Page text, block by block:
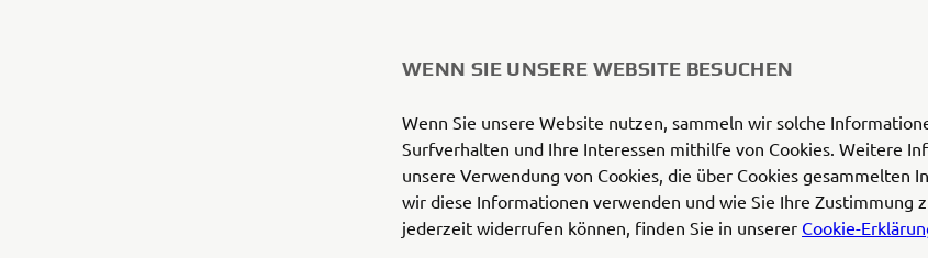
WENN SIE UNSERE WEBSITE BESUCHEN
Wenn Sie unsere Website nutzen, sammeln wir solche
Surfverhalten und Ihre Interessen mithilfe von Cookies. Weitere
unsere Verwendung von Cookies, die über Cookies gesammelten
wir diese Informationen verwenden und wie Sie Ihre Zustimmung
jederzeit widerrufen können, finden Sie in unserer Cookie-